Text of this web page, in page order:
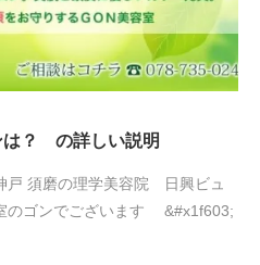
？ の詳しい説明
須磨の理学美容院 日興ビュ
のゴンでございます &#x1f603;